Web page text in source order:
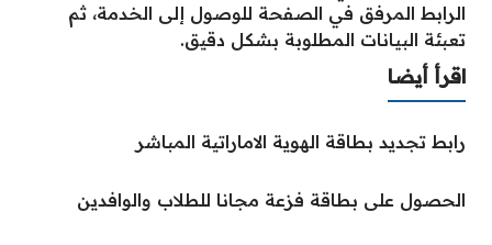
الرابط المرفق في الصفحة للوصول إلى الخدمة، ثم
تعبئة البيانات المطلوبة بشكل دقيق.
اقرأ أيضا
رابط تجديد بطاقة الهوية الاماراتية المباشر
الحصول على بطاقة فزعة مجانا للطلاب والوافدين